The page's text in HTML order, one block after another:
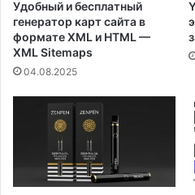
Удобный и бесплатный
генератор карт сайта в
формате XML и HTML —
XML Sitemaps
04.08.2025